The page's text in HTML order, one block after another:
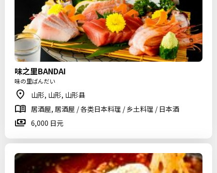
味之里BANDAI
味の里ばんだい
山形, 山形, 山形县
居酒屋, 居酒屋 / 各类日本料理 / 乡土料理 / 日本酒
6,000 日元